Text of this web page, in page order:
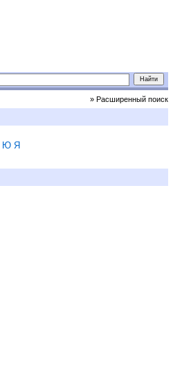
» Расширенный поиск
Ю Я